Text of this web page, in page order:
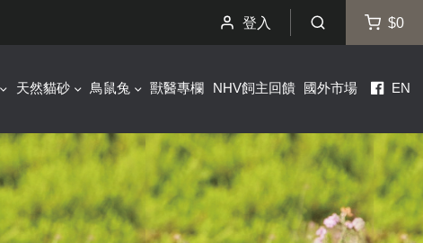
登入 $0
天然貓砂 鳥鼠兔 獸醫專欄 NHV飼主回饋 國外市場 EN